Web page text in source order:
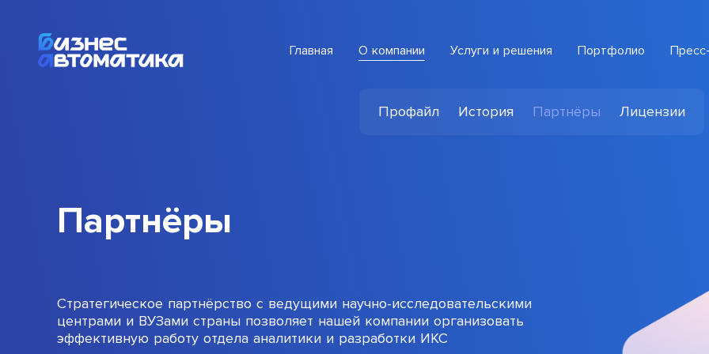
Главная О компании Услуги и решения Портфолио
Профайл История Партнёры Лицензии
Партнёры
Стратегическое партнёрство с ведущими научно-исследовательскими
центрами и ВУЗами страны позволяет нашей компании организовать
эффективную работу отдела аналитики и разработки ИКС